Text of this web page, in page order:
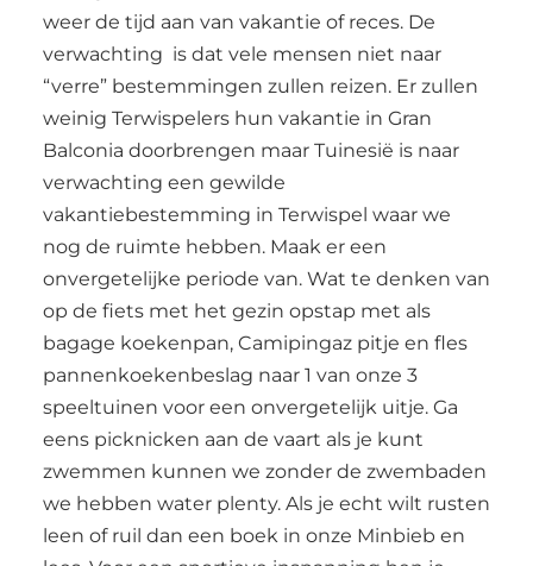
weer de tijd aan van vakantie of reces. De
verwachting is dat vele mensen niet naar
“verre” bestemmingen zullen reizen. Er zullen
weinig Terwispelers hun vakantie in Gran
Balconia doorbrengen maar Tuinesië is naar
verwachting een gewilde
vakantiebestemming in Terwispel waar we
nog de ruimte hebben. Maak er een
onvergetelijke periode van. Wat te denken van
op de fiets met het gezin opstap met als
bagage koekenpan, Camipingaz pitje en fles
pannenkoekenbeslag naar 1 van onze 3
speeltuinen voor een onvergetelijk uitje. Ga
eens picknicken aan de vaart als je kunt
zwemmen kunnen we zonder de zwembaden
we hebben water plenty. Als je echt wilt rusten
leen of ruil dan een boek in onze Minbieb en